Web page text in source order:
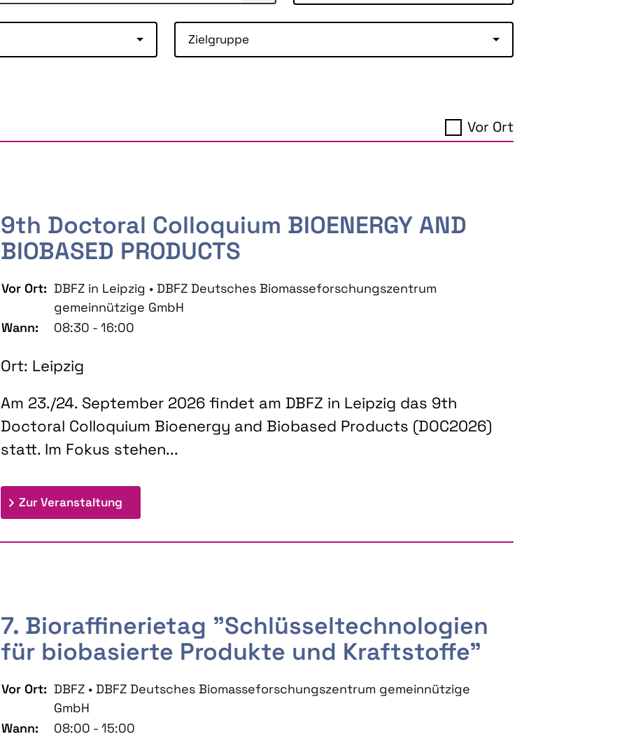
Zielgruppe
Vor Ort
9th Doctoral Colloquium BIOENERGY AND
BIOBASED PRODUCTS
Vor Ort: DBFZ in Leipzig • DBFZ Deutsches Biomasseforschungszentrum
gemeinnützige GmbH
Wann:
08:30 - 16:00
Ort: Leipzig
Am 23./24. September 2026 findet am DBFZ in Leipzig das 9th
Doctoral Colloquium Bioenergy and Biobased Products (DOC2026)
statt. Im Fokus stehen...
Zur Veranstaltung: 9th Doctoral Colloquium BIOENERGY AND BIOBASED PRODUCTS
7. Bioraffinerietag "Schlüsseltechnologien
für biobasierte Produkte und Kraftstoffe"
Vor Ort: DBFZ • DBFZ Deutsches Biomasseforschungszentrum gemeinnützige
GmbH
Wann:
08:00 - 15:00